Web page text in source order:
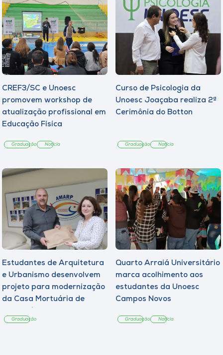
CREF3/SC e Unoesc
promovem workshop de
atualização profissional em
Educação Física
Graduação Notícia
Curso de Psicologia da
Unoesc Joaçaba realiza 2ª
Cerimônia do Botton
Graduação Notícia
Estudantes de Arquitetura
e Urbanismo desenvolvem
projeto para modernização
da Casa Mortuária de
Graduação
Quarto Arraiá Universitário
marca acolhimento aos
estudantes da Unoesc
Campos Novos
Graduação Notícia